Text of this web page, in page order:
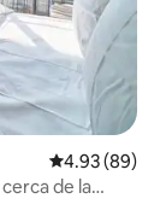
Calificación
4.93 (89)
de la